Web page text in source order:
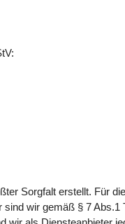
Sorgfalt erstellt. Für
wir gemäß § 7